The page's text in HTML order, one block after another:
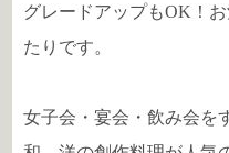
グレードアップもOK！
たりです。
女子会・宴会・飲み会を